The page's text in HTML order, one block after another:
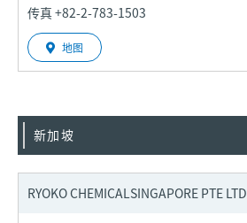
传真 +82-2-783-1503
地图
新加坡
RYOKO CHEMICALSINGAPORE PTE LTD